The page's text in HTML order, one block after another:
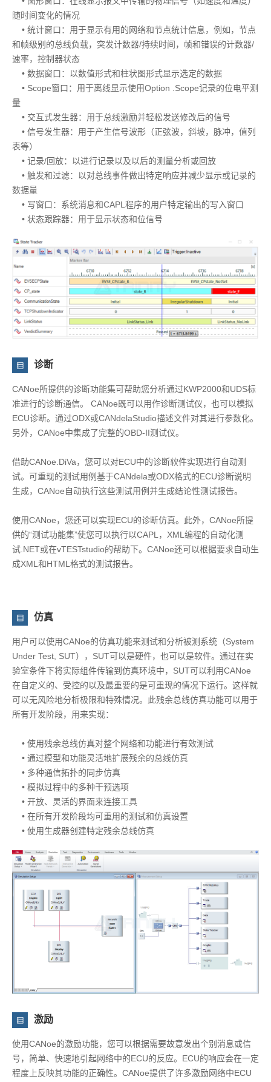
随时间变化的情况
• 统计窗口：用于显示有用的网络和节点统计信息，例如，节点
和帧级别的总线负载，突发计数器/持续时间，帧和错误的计数器/
速率，控制器状态
• 数据窗口：以数值形式和柱状图形式显示选定的数据
• Scope窗口：用于离线显示使用Option .Scope记录的位电平测
量
• 交互式发生器：用于总线激励并轻松发送修改后的信号
• 信号发生器：用于产生信号波形（正弦波，斜坡，脉冲，值列
表等）
• 记录/回放：以进行记录以及以后的测量分析或回放
• 触发和过滤：以对总线事件做出特定响应并减少显示或记录的
数据量
• 写窗口：系统消息和CAPL程序的用户特定输出的写入窗口
• 状态跟踪器：用于显示状态和位信号
诊断
CANoe所提供的诊断功能集可帮助您分析通过KWP2000和UDS标
准进行的诊断通信。 CANoe既可以用作诊断测试仪，也可以模拟
ECU诊断。通过ODX或CANdelaStudio描述文件对其进行参数化。
另外，CANoe中集成了完整的OBD-II测试仪。
借助CANoe.DiVa，您可以对ECU中的诊断软件实现进行自动测
试。可重现的测试用例基于CANdela或ODX格式的ECU诊断说明
生成，CANoe自动执行这些测试用例并生成结论性测试报告。
使用CANoe，您还可以实现ECU的诊断仿真。此外，CANoe所提
供的“测试功能集”使您可以执行以CAPL，XML编程的自动化测
试.NET或在vTESTstudio的帮助下。CANoe还可以根据要求自动生
成XML和HTML格式的测试报告。
仿真
用户可以使用CANoe的仿真功能来测试和分析被测系统（System
Under Test, SUT），SUT可以是硬件，也可以是软件。通过在实
验室条件下将实际组件传输到仿真环境中，SUT可以利用CANoe
在自定义的、受控的以及最重要的是可重现的情况下运行。这样就
可以无风险地分析极限和特殊情况。此残余总线仿真功能可以用于
所有开发阶段，用来实现：
• 使用残余总线仿真对整个网络和功能进行有效测试
• 通过模型和功能灵活地扩展残余的总线仿真
• 多种通信拓扑的同步仿真
• 模拟过程中的多种干预选项
• 开放、灵活的界面来连接工具
• 在所有开发阶段均可重用的测试和仿真设置
• 使用生成器创建特定残余总线仿真
激励
使用CANoe的激励功能，您可以根据需要故意发出个别消息或信
号，简单、快速地引起网络中的ECU的反应。ECU的响应会在一定
程度上反映其功能的正确性。CANoe提供了许多激励网络中ECU